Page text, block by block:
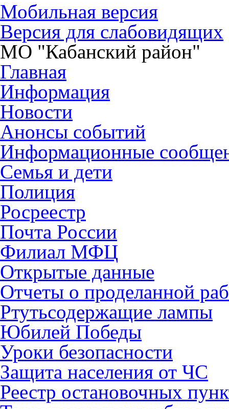
Мобильная версия
Версия для слабовидящих
МО "Кабанский район"
Главная
Информация
Новости
Анонсы событий
Информационные
Семья и дети
Полиция
Росреестр
Почта России
Филиал МФЦ
Открытые данные
Отчеты о проделанной
Ртутьсодержащие лампы
Юбилей Победы
Уроки безопасности
Защита населения от ЧС
Реестр остановочных